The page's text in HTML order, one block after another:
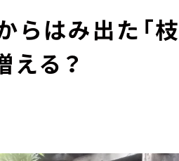
らはみ出た「
える？